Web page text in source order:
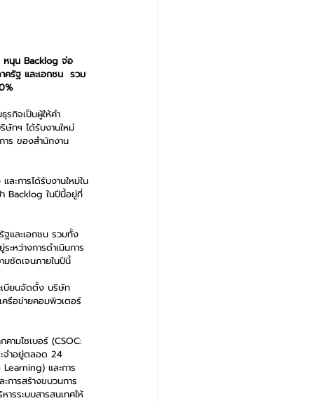
หนุน Backlog จ่อ
ครัฐ และเอกชน  รวม
รกิจเป็นผู้ให้คำ
ทฯ ได้รับงานใหม่
าร ของสำนักงาน
ะการได้รับงานใหม่ใน
Backlog ในปีนี้อยู่ที่
ฐและเอกชน รวมทั้ง
หว่างการดำเนินการ
มชัดเจนภายในปีนี้
เบียนจัดตั้ง บริษัท
รือข่ายคอมพิวเตอร์
ามไซเบอร์ (CSOC:
จำอยู่ตลอด 24
และการ
การสร้างขบวนการ
รระบบสารสนเทศให้